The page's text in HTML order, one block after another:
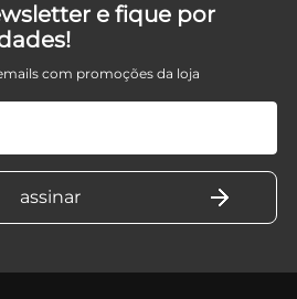
e fique por
com promoções da loja